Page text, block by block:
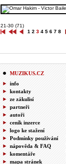
21-30 (71)
1 2 3 4 5 6 7 8
MUZIKUS.CZ
info
kontakty
ze zákulisí
partneři
autoři
ceník inzerce
logo ke stažení
Podmínky používání
nápověda & FAQ
komentáře
mapa stránek